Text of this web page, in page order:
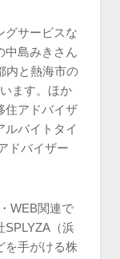
グサービスな
中島みきさん
内と熱海市の
ます。ほか
住アドバイザ
ルバイトタイ
ドバイザー
WEB関連で
SPLYZA（浜
を手がける株